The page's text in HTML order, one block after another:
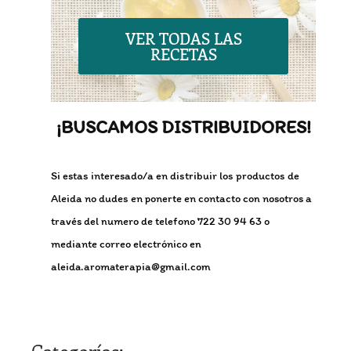
VER TODAS LAS
RECETAS
¡BUSCAMOS DISTRIBUIDORES!
Si estas interesado/a en distribuir los productos de
Aleida no dudes en ponerte en contacto con nosotros a
través del numero de telefono 722 30 94 63 o
mediante correo electrónico en
aleida.aromaterapia@gmail.com